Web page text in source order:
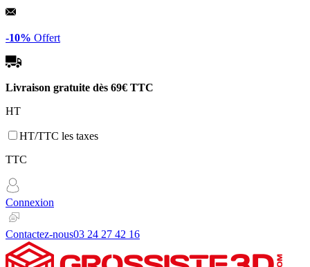
Panneau de gestion des cookies
-10% Offert
Livraison gratuite dès 69€ TTC
HT
HT/TTC les taxes
TTC
Connexion
Contactez-nous03 24 27 42 16